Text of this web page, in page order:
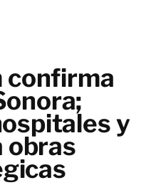
confirma
y
obras